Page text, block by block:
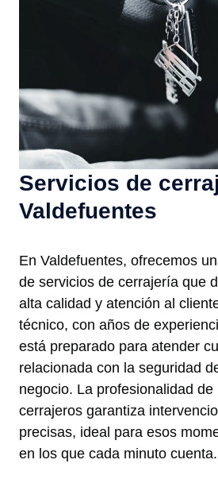
Servicios de
Valdefuentes
En Valdefuentes, ofrecemos
de servicios de cerrajería que
alta calidad y atención al
técnico, con años de
está preparado para atender
relacionada con la seguridad
negocio. La profesionalidad de
cerrajeros garantiza
precisas, ideal para esos
en los que cada minuto cuenta.